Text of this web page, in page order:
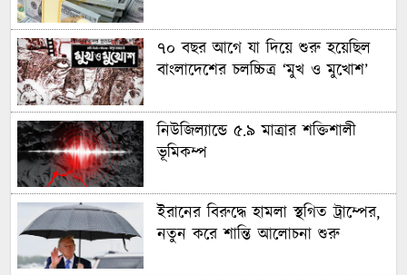
৭০ বছর আগে যা ‍দিয়ে শুরু হয়েছিল
বাংলাদেশের চলচ্চিত্র ‘মুখ ও মুখোশ’
নিউজিল্যান্ডে ৫.৯ মাত্রার শক্তিশালী
ভূমিকম্প
ইরানের বিরুদ্ধে হামলা স্থগিত ট্রাম্পের,
নতুন করে শান্তি আলোচনা শুরু